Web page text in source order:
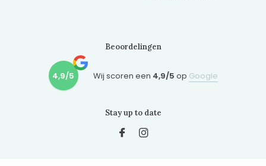
Beoordelingen
4,9/5 Wij scoren een 4,9/5 op Google
Stay up to date